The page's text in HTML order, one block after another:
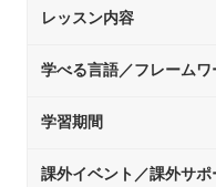
レッスン内容
学べる言語／フレームワ
学習期間
課外イベント／課外サポ